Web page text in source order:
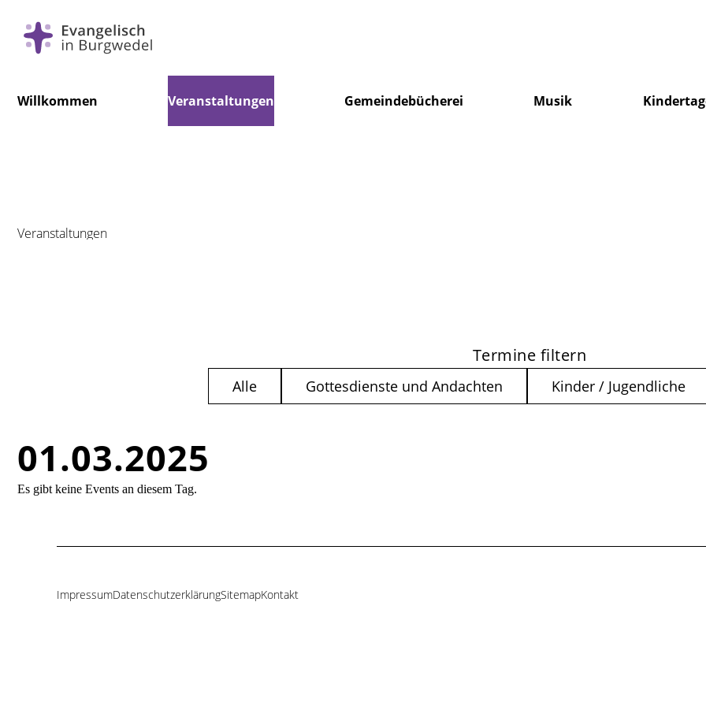
überspringen
Willkommen Veranstaltungen Gemeindebücherei Musik
Veranstaltungen
01.03.2025
Termine filtern
Alle Gottesdienste und Andachten Kinder / Jugendliche
Es gibt keine Events an diesem Tag.
Navigation
ImpressumDatenschutzerklärungSitemapKontakt